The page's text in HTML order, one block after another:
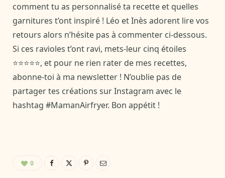
comment tu as personnalisé ta recette et quelles
garnitures t’ont inspiré ! Léo et Inès adorent lire vos
retours alors n’hésite pas à commenter ci-dessous.
Si ces ravioles t’ont ravi, mets-leur cinq étoiles
⭐⭐⭐⭐⭐, et pour ne rien rater de mes recettes,
abonne-toi à ma newsletter ! N’oublie pas de
partager tes créations sur Instagram avec le
hashtag #MamanAirfryer. Bon appétit !
0